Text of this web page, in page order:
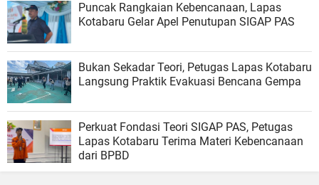
Puncak Rangkaian Kebencanaan, Lapas
Kotabaru Gelar Apel Penutupan SIGAP PAS
Bukan Sekadar Teori, Petugas Lapas Kotabaru
Langsung Praktik Evakuasi Bencana Gempa
Perkuat Fondasi Teori SIGAP PAS, Petugas
Lapas Kotabaru Terima Materi Kebencanaan
dari BPBD